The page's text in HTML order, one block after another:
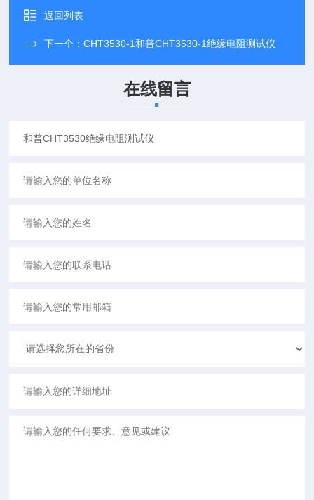
返回列表
下一个：CHT3530-1和普CHT3530-1绝缘电阻测试仪
在线留言